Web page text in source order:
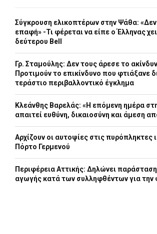
Σύγκρουση ελικοπτέρων στην Ψάθα:
επαφή» -Τι φέρεται να είπε ο Έλληνας
δεύτερου Bell
Γρ. Σταμούλης: Δεν τους άρεσε το
Προτιμούν το επικίνδυνο που φτιάξανε
τεράστιο περιβαλλοντικό έγκλημα
Κλεάνθης Βαρελάς: «Η επόμενη ημέρα
απαιτεί ευθύνη, δικαιοσύνη και άμεση
Αρχίζουν οι αυτοψίες στις πυρόπληκτες
Πόρτο Γερμενού
Περιφέρεια Αττικής: Δηλώνει
αγωγής κατά των συλληφθέντων για την